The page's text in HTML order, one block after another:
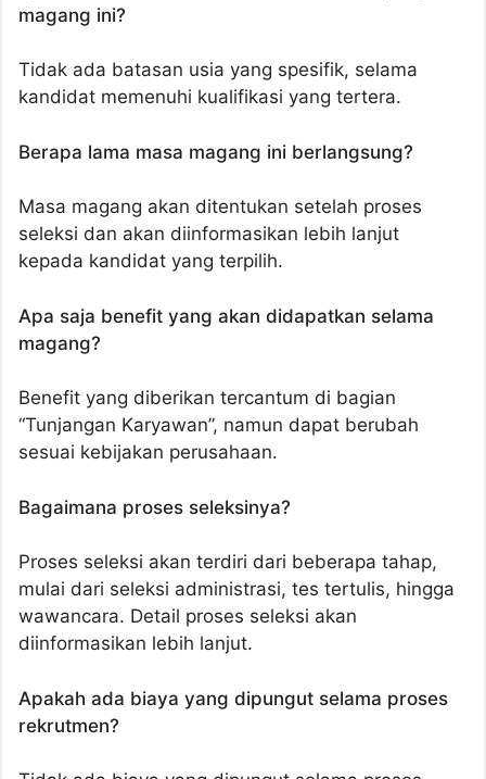
magang ini?
Tidak ada batasan usia yang spesifik, selama
kandidat memenuhi kualifikasi yang tertera.
Berapa lama masa magang ini berlangsung?
Masa magang akan ditentukan setelah proses
seleksi dan akan diinformasikan lebih lanjut
kepada kandidat yang terpilih.
Apa saja benefit yang akan didapatkan selama
magang?
Benefit yang diberikan tercantum di bagian
“Tunjangan Karyawan”, namun dapat berubah
sesuai kebijakan perusahaan.
Bagaimana proses seleksinya?
Proses seleksi akan terdiri dari beberapa tahap,
mulai dari seleksi administrasi, tes tertulis, hingga
wawancara. Detail proses seleksi akan
diinformasikan lebih lanjut.
Apakah ada biaya yang dipungut selama proses
rekrutmen?